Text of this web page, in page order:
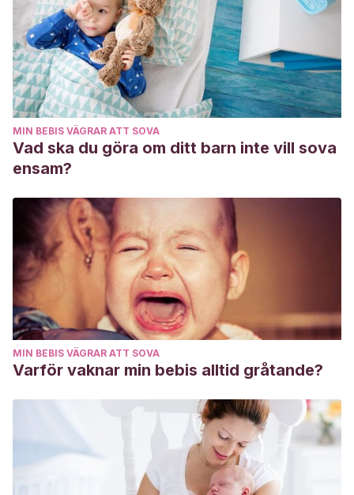
MIN BEBIS VÄGRAR ATT SOVA
Vad ska du göra om ditt barn inte vill sova
ensam?
MIN BEBIS VÄGRAR ATT SOVA
Varför vaknar min bebis alltid gråtande?